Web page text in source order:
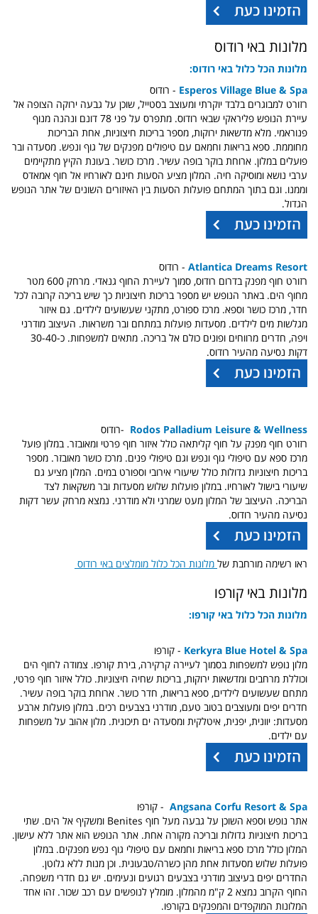
מלונות באי רודוס
מלונות הכל כלול באי רודוס:
Esperos Village Blue & Spa - רודוס
רזורט למבוגרים בלבד יוקרתי ומעוצב בסטייל, שוכן על גבעה ירוקה הצופה אל
עיירת הנופש פליראקי שבאי רודוס. מתפרס על פני 78 דונם ונהנה מנוף
פנוראמי. מלא מדשאות ירוקות, מספר בריכות חיצוניות, אחת הבריכות
מחוממת. ספא בריאות וחמאם עם טיפולים מפנקים של גוף ונפש. מסעדה ובר
פועלים במלון. ארוחת בוקר בופה עשיר. מרכז כושר. בעונת הקיץ מתקיימים
ערבי נושא ומוסיקה חיה. המלון מציע הסעות חינם לאורחיו אל חוף אמאדס
וממנו. וגם בתוך המתחם פועלות הסעות בין האיזורים השונים של אתר הנופש
הגדול.
Atlantica Dreams Resort - רודוס
רזורט חוף מפנק בדרום רודוס, סמוך לעיירת החוף גנאדי. מרחק 600 מטר
מחוף הים. באתר הנופש יש מספר בריכות חיצוניות כך שיש בריכה קרובה לכל
חדר, מרכז כושר וספא. מרכז ספורט, מתקני שעשועים לילדים. גם איזור
מגלשות מים לילדים. מסעדות פועלות במתחם ובר משראות. העיצוב מודרני
ויפה, חדרים מרווחים ופונים כולם אל בריכה. מתאים למשפחות. כ-30-40
דקות נסיעה מהעיר רודוס.
Rodos Palladium Leisure & Wellness -רודוס
רזורט חוף מפנק על חוף קליתאה כולל איזור חוף פרטי ומאובזר. במלון פועל
מרכז ספא עם טיפולי גוף ונפש וגם טיפולי פנים. מרכז כושר מאובזר. מספר
בריכות חיצוניות גדולות כולל שיעורי אירובי וספורט במים. המלון מציע גם
שיעורי בישול לאורחיו. במלון פועלות שלוש מסעדות ובר משקאות לצד
הבריכה. העיצוב של המלון מעט שמרני ולא מודרני. נמצא מרחק עשר דקות
נסיעה מהעיר רודוס.
ראו רשימה מורחבת של מלונות הכל כלול מומלצים באי רודוס
מלונות באי קורפו
מלונות הכל כלול באי קורפו:
Kerkyra Blue Hotel & Spa - קורפו
מלון נופש למשפחות בסמוך לעיירה קרקירה, בירת קורפו. צמודה לחוף הים
וכוללת מרחבים ומדשאות ירוקות, בריכות שחיה חיצוניות. כולל איזור חוף פרטי,
מתחם שעשועים לילדים, ספא בריאות, חדר כושר. ארוחת בוקר בופה עשיר.
חדרים יפים ומעוצבים בטוב טעם, מודרני בצבעים רכים. במלון פועלות ארבע
מסעדות: יוונית, יפנית, איטלקית ומסעדה ים תיכונית. מלון אהוב על משפחות
עם ילדים.
Angsana Corfu Resort & Spa - קורפו
אתר נופש וספא השוכן על גבעה מעל חוף Benites ומשקיף אל הים. שתי
בריכות חיצוניות גדולות ובריכה מקורה אחת. אתר הנופש הוא אתר ללא עישון.
המלון כולל מרכז ספא בריאות וחמאם עם טיפולי גוף נפש מפנקים. במלון
פועלות שלוש מסעדות אחת מהן כשרה/טבעונית. וכן מנות ללא גלוטן.
החדרים יפים בעיצוב מודרני בצבעים רגועים ונעימים. יש גם חדרי משפחה.
החוף הקרוב נמצא 2 ק"מ מהמלון. מומלץ לנופשים עם רכב שכור. זהו אחד
המלונות המוקפדים והמפנקים בקורפו.